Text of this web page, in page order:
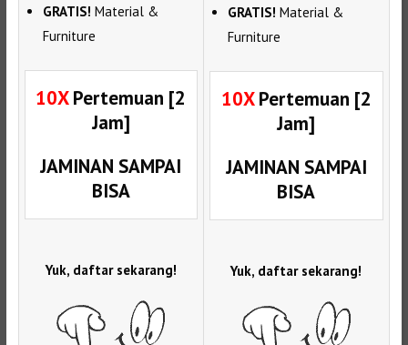
GRATIS! Material &
Furniture
10XPertemuan [2
Jam]
JAMINAN SAMPAI
BISA
Yuk, daftar sekarang!
GRATIS! Material &
Furniture
10XPertemuan [2
Jam]
JAMINAN SAMPAI
BISA
Yuk, daftar sekarang!